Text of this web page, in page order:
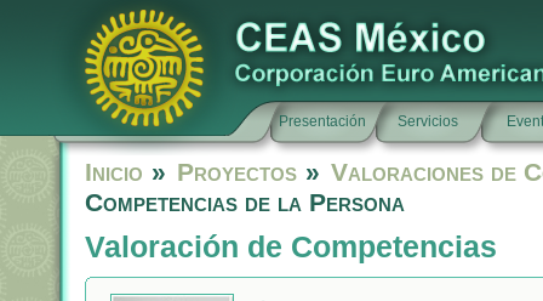
Presentación Servicios
Inicio » Proyectos » Valoraciones de
Competencias de la Persona
Valoración de Competencias